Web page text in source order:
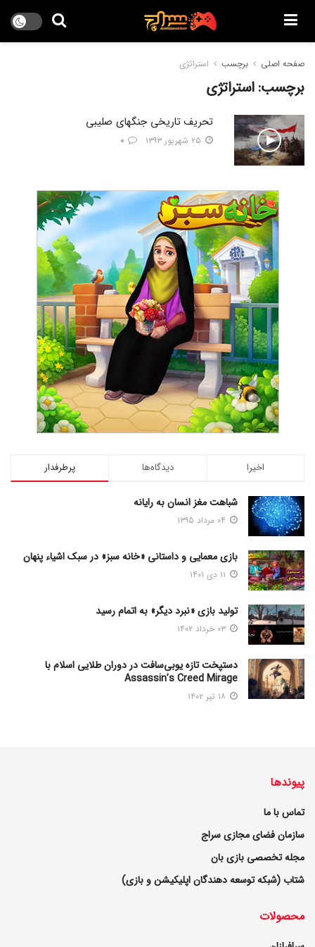
صفحه اصلی برچسب استراتژی
برچسب:استراتژی
تحریف تاریخی جنگهای صلیبی
پرطرفدار دیدگاه‌ها اخیرا
شباهت مغز انسان به رایانه
بازی معمایی و داستانی «خانه سبز» در سبک اشیاء پنهان
تولید بازی «نبرد دیگر» به اتمام رسید
دستپخت تازه یوبی‌سافت در دوران طلایی اسلام با
Assassin’s Creed Mirage
پیوندها
تماس با ما
سازمان فضای مجازی سراج
مجله تخصصی بازی بان
شتاب (شبکه توسعه دهندگان اپلیکیشن و بازی)
محصولات